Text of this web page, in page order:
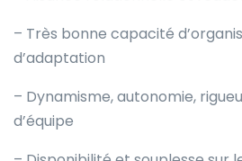
– Très bonne capacité
d’adaptation
– Dynamisme, autonomie,
d’équipe